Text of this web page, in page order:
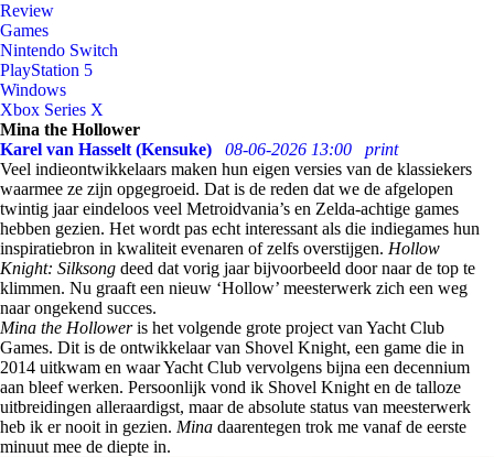
Review
Games
Nintendo Switch
PlayStation 5
Windows
Xbox Series X
Mina the Hollower
Karel van Hasselt (Kensuke)
08-06-2026 13:00
print
Veel indieontwikkelaars maken hun eigen versies van de klassiekers
waarmee ze zijn opgegroeid. Dat is de reden dat we de afgelopen
twintig jaar eindeloos veel Metroidvania’s en Zelda-achtige games
hebben gezien. Het wordt pas echt interessant als die indiegames hun
inspiratiebron in kwaliteit evenaren of zelfs overstijgen. Hollow
Knight: Silksong deed dat vorig jaar bijvoorbeeld door naar de top te
klimmen. Nu graaft een nieuw ‘Hollow’ meesterwerk zich een weg
naar ongekend succes.
Mina the Holloweris het volgende grote project van Yacht Club
Games. Dit is de ontwikkelaar van Shovel Knight, een game die in
2014 uitkwam en waar Yacht Club vervolgens bijna een decennium
aan bleef werken. Persoonlijk vond ik Shovel Knight en de talloze
uitbreidingen alleraardigst, maar de absolute status van meesterwerk
heb ik er nooit in gezien. Mina daarentegen trok me vanaf de eerste
minuut mee de diepte in.